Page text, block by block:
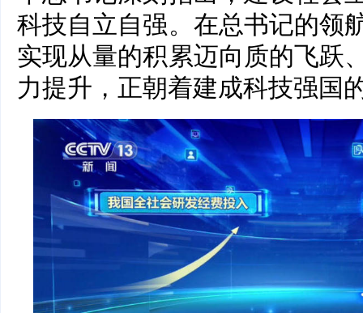
科技自立自强。在总书记的领
实现从量的积累迈向质的飞跃
力提升，正朝着建成科技强国